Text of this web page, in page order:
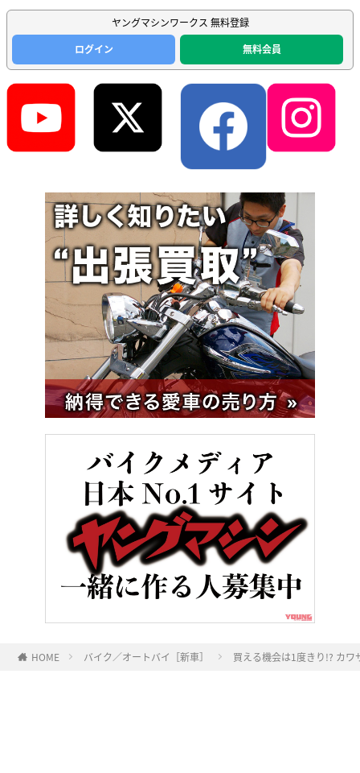
ヤングマシンワークス 無料登録
ログイン
無料会員
HOME バイク／オートバイ［新車］ 買える機会は1度きり!? カ